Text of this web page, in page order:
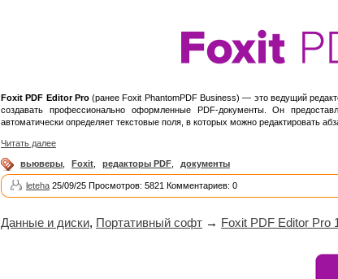
Foxit PDF Editor Pro(ранее Foxit PhantomPDF Business) — это ведущий
создавать профессионально оформленные PDF-документы. Он
автоматически определяет текстовые поля, в которых можно редактировать
Читать далее
вьюверы Foxit редакторы PDF документы
leteha 25/09/25 Просмотров: 5821 Комментариев: 0
Данные и диски, Портативный софт → Foxit PDF Editor Pro